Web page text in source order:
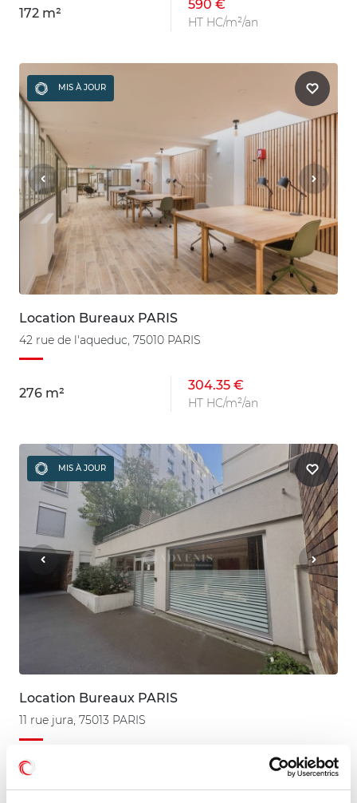
172 m²
590 €
HT HC/m²/an
MIS À JOUR
Location Bureaux PARIS
42 rue de l'aqueduc, 75010 PARIS
276 m²
304.35 €
HT HC/m²/an
MIS À JOUR
Location Bureaux PARIS
11 rue jura, 75013 PARIS
68 m²